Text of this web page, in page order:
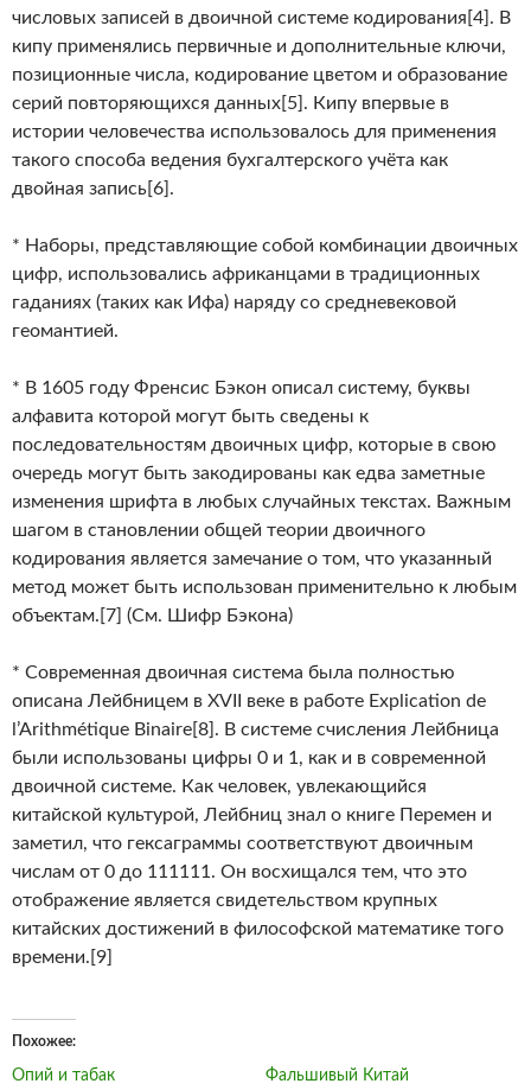
числовых записей в двоичной системе кодирования[4]. В
кипу применялись первичные и дополнительные ключи,
позиционные числа, кодирование цветом и образование
серий повторяющихся данных[5]. Кипу впервые в
истории человечества использовалось для применения
такого способа ведения бухгалтерского учёта как
двойная запись[6].
* Наборы, представляющие собой комбинации двоичных
цифр, использовались африканцами в традиционных
гаданиях (таких как Ифа) наряду со средневековой
геомантией.
* В 1605 году Френсис Бэкон описал систему, буквы
алфавита которой могут быть сведены к
последовательностям двоичных цифр, которые в свою
очередь могут быть закодированы как едва заметные
изменения шрифта в любых случайных текстах. Важным
шагом в становлении общей теории двоичного
кодирования является замечание о том, что указанный
метод может быть использован применительно к любым
объектам.[7] (См. Шифр Бэкона)
* Современная двоичная система была полностью
описана Лейбницем в XVII веке в работе Explication de
l’Arithmétique Binaire[8]. В системе счисления Лейбница
были использованы цифры 0 и 1, как и в современной
двоичной системе. Как человек, увлекающийся
китайской культурой, Лейбниц знал о книге Перемен и
заметил, что гексаграммы соответствуют двоичным
числам от 0 до 111111. Он восхищался тем, что это
отображение является свидетельством крупных
китайских достижений в философской математике того
времени.[9]
Похожее
Опий и табак
Фальшивый Китай